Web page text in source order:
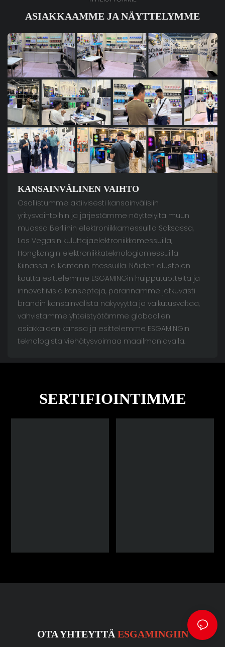
ASIAKKAAMME JA NÄYTTELYMME
KANSAINVÄLINEN VAIHTO
Osallistumme aktiivisesti kansainvälisiin
yritysvaihtoihin ja järjestämme näyttelyitä muun
muassa Berliinin elektroniikkamessuilla Saksassa,
Las Vegasin kuluttajaelektroniikkamessuilla,
Hongkongin elektroniikkateknologiamessuilla
Kiinassa ja Kantonin messuilla. Näiden alustojen
kautta esittelemme ESGAMINGin huipputuotteita ja
innovatiivisia konsepteja, parannamme jatkuvasti
brändin kansainvälistä näkyvyyttä ja vaikutusvaltaa,
vahvistamme yhteistyötämme globaalien
asiakkaiden kanssa ja esittelemme ESGAMINGin
teknologista viehätysvoimaa maailmanlavalla.
SERTIFIOINTIMME
OTA YHTEYTTÄESGAMINGIIN